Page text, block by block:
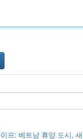
프: 베트남 휴양 도시,